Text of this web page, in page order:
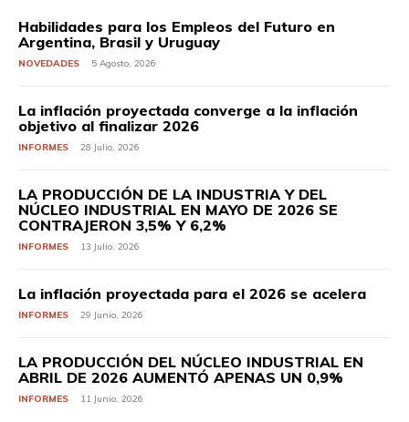
Habilidades para los Empleos del Futuro en
Argentina, Brasil y Uruguay
NOVEDADES 5 Agosto, 2026
La inflación proyectada converge a la inflación
objetivo al finalizar 2026
INFORMES 28 Julio, 2026
LA PRODUCCIÓN DE LA INDUSTRIA Y DEL
NÚCLEO INDUSTRIAL EN MAYO DE 2026 SE
CONTRAJERON 3,5% Y 6,2%
INFORMES 13 Julio, 2026
La inflación proyectada para el 2026 se acelera
INFORMES 29 Junio, 2026
LA PRODUCCIÓN DEL NÚCLEO INDUSTRIAL EN
ABRIL DE 2026 AUMENTÓ APENAS UN 0,9%
INFORMES 11 Junio, 2026